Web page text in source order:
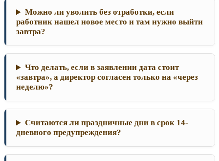
Можно ли уволить без отработки, если
работник нашел новое место и там нужно выйти
завтра?
Что делать, если в заявлении дата стоит
«завтра», а директор согласен только на «через
неделю»?
Считаются ли праздничные дни в срок 14-
дневного предупреждения?